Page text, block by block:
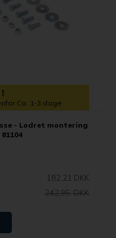
Ca. 1-3 dage
- Lodret montering
81104
182,21 DKK
242,95 DKK